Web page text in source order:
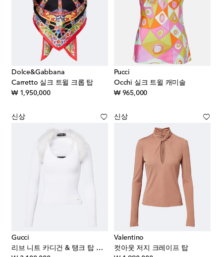
Dolce&Gabbana
Carretto 실크 트윌 크롭 탑
₩ 1,950,000original price
Pucci
Occhi 실크 트윌 캐미솔
₩ 965,000original price
신상
Gucci
리브 니트 카디건 & 탱크 탑 세트
신상
Valentino
컷아웃 저지 크레이프 탑